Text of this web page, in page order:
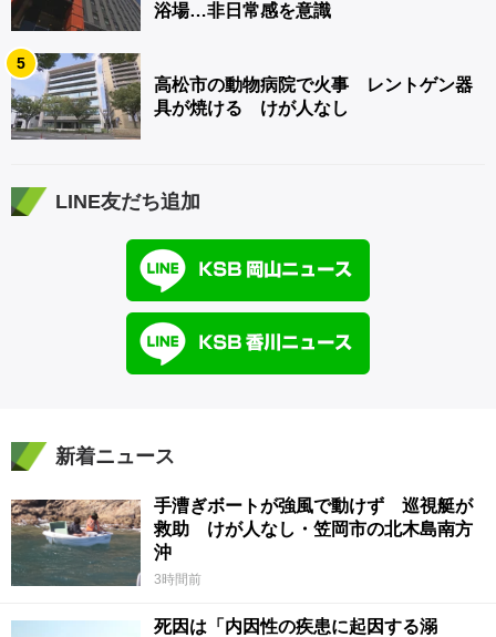
浴場…非日常感を意識
5
高松市の動物病院で火事 レントゲン器
具が焼ける けが人なし
LINE友だち追加
新着ニュース
手漕ぎボートが強風で動けず 巡視艇が
救助 けが人なし・笠岡市の北木島南方
沖
3時間前
死因は「内因性の疾患に起因する溺